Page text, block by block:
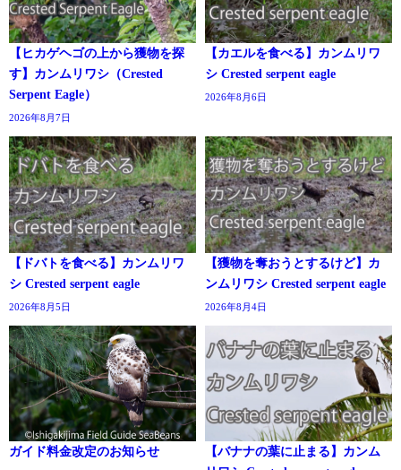
【ヒカゲヘゴの上から獲物を探
す】カンムリワシ（Crested
Serpent Eagle）
2026年8月7日
【カエルを食べる】カンムリワ
シ Crested serpent eagle
2026年8月6日
【ドバトを食べる】カンムリワ
シ Crested serpent eagle
2026年8月5日
【獲物を奪おうとするけど】カ
ンムリワシ Crested serpent eagle
2026年8月4日
ガイド料金改定のお知らせ
【バナナの葉に止まる】カンム